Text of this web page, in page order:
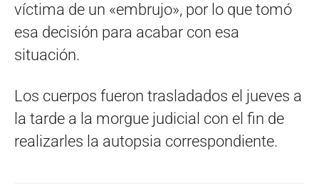
víctima de un «embrujo», por lo que tomó
esa decisión para acabar con esa
situación.
Los cuerpos fueron trasladados el jueves a
la tarde a la morgue judicial con el fin de
realizarles la autopsia correspondiente.